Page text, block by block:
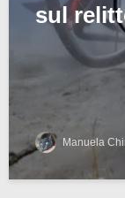
sul
Manuela